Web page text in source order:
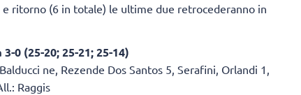
ritorno (6 in totale) le ultime due retrocederanno in
0 (25-20; 25-21; 25-14)
ne, Rezende Dos Santos 5, Serafini, Orlandi 1,
Raggis